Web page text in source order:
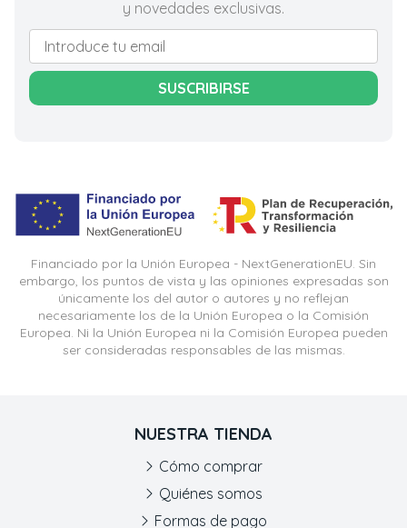
y novedades exclusivas.
SUSCRIBIRSE
Financiado por la Unión Europea - NextGenerationEU. Sin
embargo, los puntos de vista y las opiniones expresadas son
únicamente los del autor o autores y no reflejan
necesariamente los de la Unión Europea o la Comisión
Europea. Ni la Unión Europea ni la Comisión Europea pueden
ser consideradas responsables de las mismas.
NUESTRA TIENDA
Cómo comprar
Quiénes somos
Formas de pago